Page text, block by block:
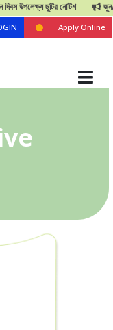
ছুটির নোটিশ জুন/২০২৫
Apply Online